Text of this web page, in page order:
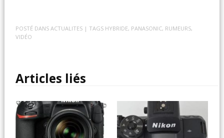
POSTÉ DANSACTUALITES | TAGS HYBRIDE, PANASONIC, RUMEURS,
VIDÉO
Articles liés